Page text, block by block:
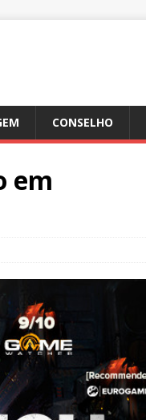
CONSELHO
em